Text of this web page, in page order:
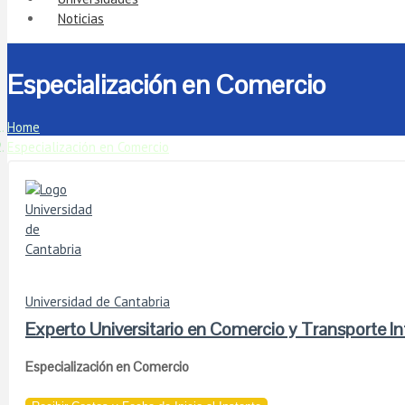
Noticias
Especialización en Comercio
Home
Especialización en Comercio
Universidad de Cantabria
Experto Universitario en Comercio y Transporte
Especialización en Comercio